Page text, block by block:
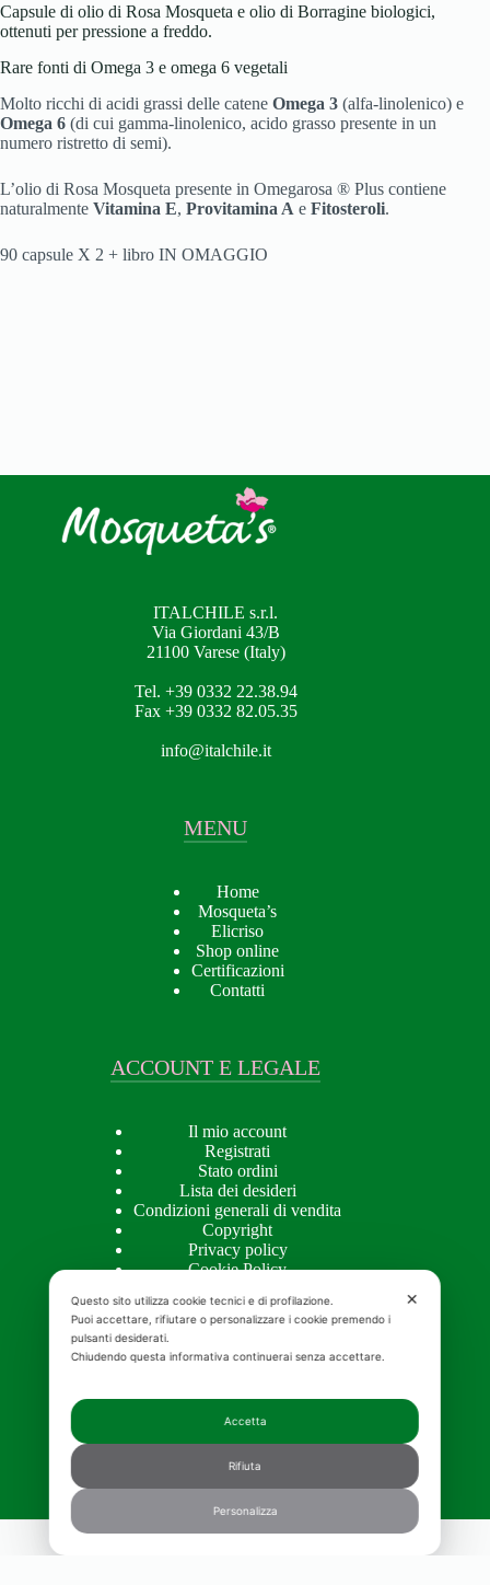
Capsule di olio di Rosa Mosqueta e olio di Borragine biologici,
ottenuti per pressione a freddo.
Rare fonti di Omega 3 e omega 6 vegetali
Molto ricchi di acidi grassi delle catene Omega 3 (alfa-linolenico) e
Omega 6 (di cui gamma-linolenico, acido grasso presente in un
numero ristretto di semi).
L’olio di Rosa Mosqueta presente in Omegarosa ® Plus contiene
naturalmente Vitamina E, Provitamina A e Fitosteroli.
90 capsule X 2 + libro IN OMAGGIO
ITALCHILE s.r.l.
Via Giordani 43/B
21100 Varese (Italy)
Tel. +39 0332 22.38.94
Fax +39 0332 82.05.35
info@italchile.it
MENU
Home
Mosqueta’s
Elicriso
Shop online
Certificazioni
Contatti
ACCOUNT E LEGALE
Il mio account
Registrati
Stato ordini
Lista dei desideri
Condizioni generali di vendita
Copyright
Privacy policy
Cookie Policy
APPROFONDIMENTI
Creme naturali per il viso bio
Olio alla rosa mosqueta
Crema antirughe pelle grassa
Crema corpo idratante migliore
Contorno occhi bio
✕
Questo sito utilizza cookie tecnici e di profilazione.
Puoi accettare, rifiutare o personalizzare i cookie premendo i
pulsanti desiderati.
Chiudendo questa informativa continuerai senza accettare.
Accetta
Rifiuta
Personalizza